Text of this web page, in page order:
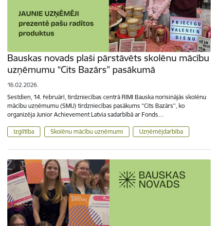
Bauskas novads plaši pārstāvēts skolēnu mācību
uzņēmumu “Cits Bazārs” pasākumā
16.02.2026.
Sestdien, 14. februārī, tirdzniecības centrā RIMI Bauska norisinājās skolēnu
mācību uzņēmumu (SMU) tirdzniecības pasākums “Cits Bazārs”, ko
organizēja Junior Achievement Latvia sadarbībā ar Fonds…
Izglītība Skolēnu mācību uzņēmumi Uzņēmējdarbība